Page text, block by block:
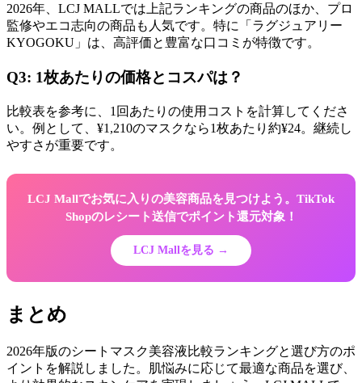
2026年、LCJ MALLでは上記ランキングの商品のほか、プロ
監修やエコ志向の商品も人気です。特に「ラグジュアリー
KYOGOKU」は、高評価と豊富な口コミが特徴です。
Q3: 1枚あたりの価格とコスパは？
比較表を参考に、1回あたりの使用コストを計算してくださ
い。例として、¥1,210のマスクなら1枚あたり約¥24。継続し
やすさが重要です。
LCJ Mallでお気に入りの美容商品を見つけよう。TikTok
Shopのレシート送信でポイント還元対象！
LCJ Mallを見る →
まとめ
2026年版のシートマスク美容液比較ランキングと選び方のポ
イントを解説しました。肌悩みに応じて最適な商品を選び、